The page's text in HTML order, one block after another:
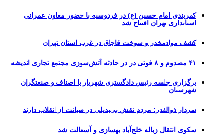
کمربندی امام حسین (ع) در فردوسیه با حضور معاون عمرانی
استانداری تهران افتتاح شد
کشف موادمخدر و سوخت قاچاق در غرب استان تهران
۴۱ مصدوم و ۸ فوتی در در حادثه آتش‌سوزی مجتمع تجاری اندیشه
برگزاری جلسه رئیس دادگستری شهریار با اصناف و صنعتگران
شهرستان
سردار ذوالقدر: مردم نقش بی‌بدیلی در صیانت از انقلاب دارند
سکوی انتقال زباله خلج‌آباد بهسازی و آسفالت شد